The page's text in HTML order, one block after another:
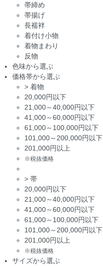
帯締め
帯揚げ
長襦袢
着付け小物
着物まわり
反物
色味から選ぶ
価格帯から選ぶ
> 着物
20,000円以下
21,000～40,000円以下
41,000～60,000円以下
61,000～100,000円以下
101,000～200,000円以下
201,000円以上
※税抜価格
> 帯
20,000円以下
21,000～40,000円以下
41,000～60,000円以下
61,000～100,000円以下
101,000～200,000円以下
201,000円以上
※税抜価格
サイズから選ぶ